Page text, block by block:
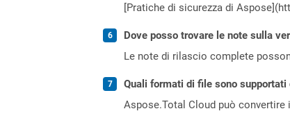
[Pratiche di sicurezza di
Dove posso trovare le note sulla
Le note di rilascio complete
Quali formati di file sono supportati
Aspose.Total Cloud può convertire